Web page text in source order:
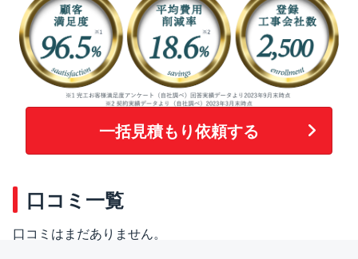
一括見積もり依頼する
口コミ一覧
口コミはまだありません。